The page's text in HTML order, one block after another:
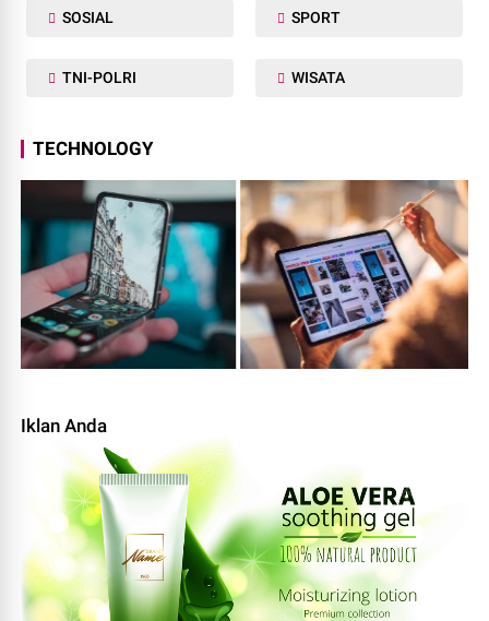
SOSIAL SPORT
TNI-POLRI WISATA
TECHNOLOGY
Iklan Anda